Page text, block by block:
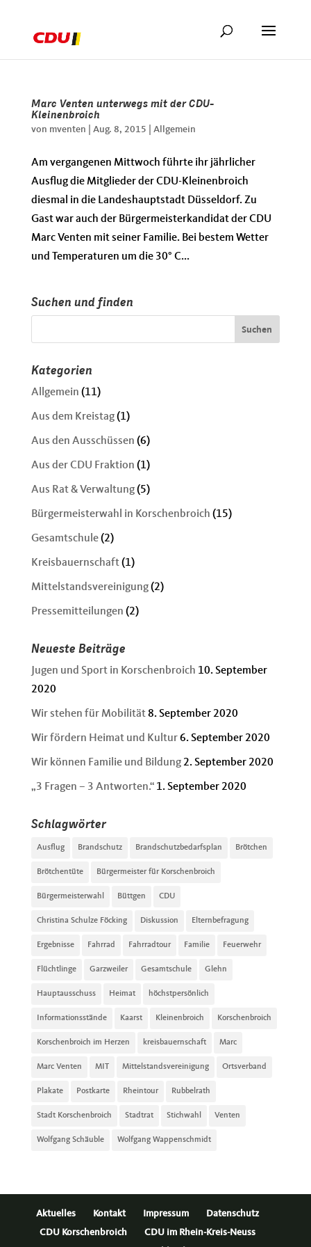
Marc Venten unterwegs mit der CDU-
Kleinenbroich
von mventen Aug. 8, 2015 Allgemein
Am vergangenen Mittwoch führte ihr jährlicher
Ausflug die Mitglieder der CDU-Kleinenbroich
diesmal in die Landeshauptstadt Düsseldorf. Zu
Gast war auch der Bürgermeisterkandidat der CDU
Marc Venten mit seiner Familie. Bei bestem Wetter
und Temperaturen um die 30° C...
Suchen und finden
Kategorien
Allgemein (11)
Aus dem Kreistag(1)
Aus den Ausschüssen (6)
Aus der CDU Fraktion (1)
Aus Rat & Verwaltung(5)
Bürgermeisterwahl in Korschenbroich (15)
Gesamtschule(2)
Kreisbauernschaft(1)
Mittelstandsvereinigung(2)
Pressemitteilungen (2)
Neueste Beiträge
Jugen und Sport in Korschenbroich 10. September
2020
Wir stehen für Mobilität 8. September 2020
Wir fördern Heimat und Kultur 6. September 2020
Wir können Familie und Bildung 2. September 2020
„3 Fragen – 3 Antworten.“ 1. September 2020
Schlagwörter
Ausflug Brandschutz Brandschutzbedarfsplan Brötchen
Brötchentüte Bürgermeister für Korschenbroich
Bürgermeisterwahl Büttgen CDU
Christina Schulze Föcking Diskussion Elternbefragung
Ergebnisse Fahrrad Fahrradtour Familie Feuerwehr
Flüchtlinge Garzweiler Gesamtschule Glehn
Hauptausschuss Heimat höchstpersönlich
Informationsstände Kaarst Kleinenbroich Korschenbroich
Korschenbroich im Herzen kreisbauernschaft Marc
Marc Venten MIT Mittelstandsvereinigung Ortsverband
Plakate Postkarte Rheintour Rubbelrath
Stadt Korschenbroich Stadtrat Stichwahl Venten
Wolfgang Schäuble Wolfgang Wappenschmidt
Aktuelles Kontakt Impressum
Datenschutz
CDU Korschenbroich
CDU im Rhein-Kreis-Neuss